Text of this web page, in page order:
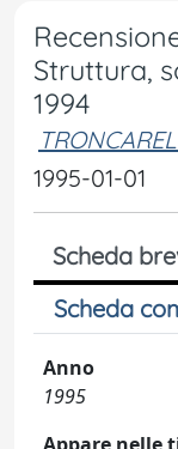
Struttura,
1994
1995-01-01
Scheda
Scheda
Anno
1995